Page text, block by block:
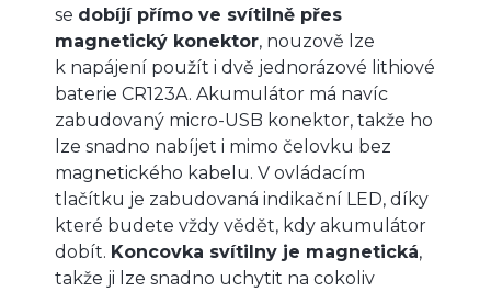
se dobíjí přímo ve svítilně přes
magnetický konektor, nouzově lze
k napájení použít i dvě jednorázové lithiové
baterie CR123A. Akumulátor má navíc
zabudovaný micro-USB konektor, takže ho
lze snadno nabíjet i mimo čelovku bez
magnetického kabelu. V ovládacím
tlačítku je zabudovaná indikační LED, díky
které budete vždy vědět, kdy akumulátor
dobít. Koncovka svítilny je magnetická,
takže ji lze snadno uchytit na cokoliv